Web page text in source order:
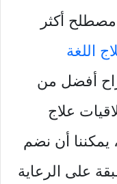
مصطلح أكثر
اللغة
أفضل من
علاج
يمكننا أن نضم
على الرعاية